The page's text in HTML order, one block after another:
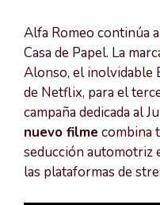
Alfa Romeo continúa
Casa de Papel. La
Alonso, el inolvidable
de Netflix, para el
campaña dedicada al
nuevo filme combina
seducción automotriz
las plataformas de